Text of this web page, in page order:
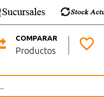
COMPARAR
Productos